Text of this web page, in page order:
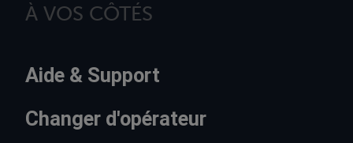
À VOS CÔTÉS
Aide & Support
Changer d'opérateur